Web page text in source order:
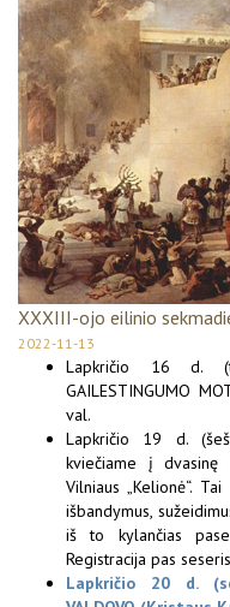
XXXIII-ojo eilinio
2022-11-13
Lapkričio 16 d.
GAILESTINGUMO
val.
Lapkričio 19 d.
kviečiame į dvasinę
Vilniaus „Kelionė“.
išbandymus,
iš to kylančias
Registracija pas
Lapkričio 20 d.